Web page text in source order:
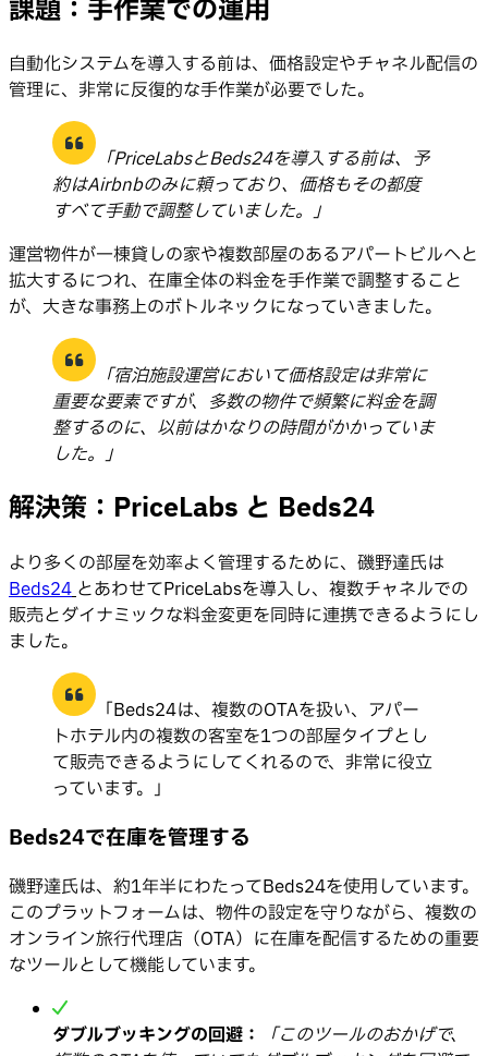
課題：手作業での運用
自動化システムを導入する前は、価格設定やチャネル配信の
管理に、非常に反復的な手作業が必要でした。
「PriceLabsとBeds24を導入する前は、予
約はAirbnbのみに頼っており、価格もその都度
すべて手動で調整していました。」
運営物件が一棟貸しの家や複数部屋のあるアパートビルへと
拡大するにつれ、在庫全体の料金を手作業で調整すること
が、大きな事務上のボトルネックになっていきました。
「宿泊施設運営において価格設定は非常に
重要な要素ですが、多数の物件で頻繁に料金を調
整するのに、以前はかなりの時間がかかっていま
した。」
解決策：PriceLabs と Beds24
より多くの部屋を効率よく管理するために、磯野達氏は
Beds24 とあわせてPriceLabsを導入し、複数チャネルでの
販売とダイナミックな料金変更を同時に連携できるようにし
ました。
「Beds24は、複数のOTAを扱い、アパー
トホテル内の複数の客室を1つの部屋タイプとし
て販売できるようにしてくれるので、非常に役立
っています。」
Beds24で在庫を管理する
磯野達氏は、約1年半にわたってBeds24を使用しています。
このプラットフォームは、物件の設定を守りながら、複数の
オンライン旅行代理店（OTA）に在庫を配信するための重要
なツールとして機能しています。
ダブルブッキングの回避：
「このツールのおかげで、